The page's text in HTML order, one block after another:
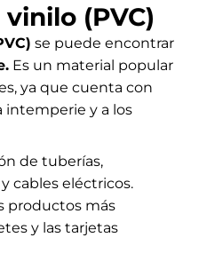
(PVC)
se puede encontrar
Es un material popular
ya que cuenta con
intemperie y a los
de tuberías,
cables eléctricos.
productos más
y las tarjetas